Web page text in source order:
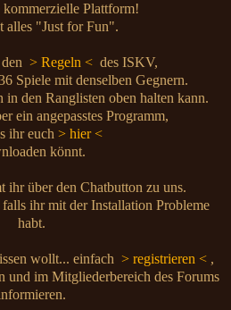
kommerzielle Plattform!
alles "Just for Fun".
> Regeln < des ISKV,
Spiele mit denselben Gegnern.
in den Ranglisten oben halten kann.
ein angepasstes Programm,
ihr euch > hier <
könnt.
ihr über den Chatbutton zu uns.
ihr mit der Installation Probleme
habt.
wollt... einfach > registrieren < ,
und im Mitgliederbereich des Forums